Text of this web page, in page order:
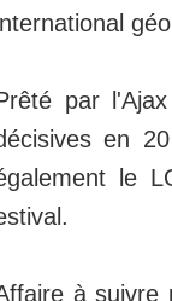
par
en
le
à suivre